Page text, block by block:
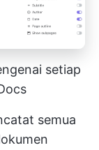
setiap
semua